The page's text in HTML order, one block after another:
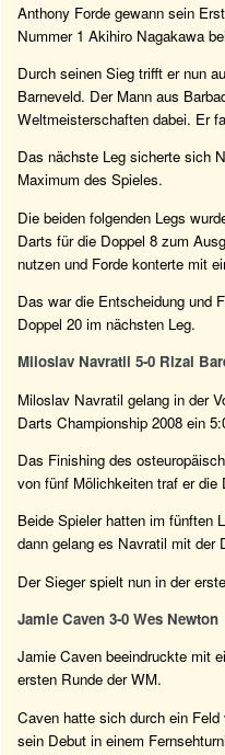
Anthony Forde gewann sein
Nummer 1 Akihiro Nagakawa
Durch seinen Sieg trifft er nun
Barneveld. Der Mann aus
Weltmeisterschaften dabei. Er
Das nächste Leg sicherte sich
Maximum des Spieles.
Die beiden folgenden Legs
Darts für die Doppel 8 zum
nutzen und Forde konterte mit
Das war die Entscheidung und
Doppel 20 im nächsten Leg.
Miloslav Navratil 5-0 Rizal
Miloslav Navratil gelang in der
Darts Championship 2008 ein
Das Finishing des
von fünf Mölichkeiten traf er die
Beide Spieler hatten im fünften
dann gelang es Navratil mit der
Der Sieger spielt nun in der
Jamie Caven 3-0 Wes Newton
Jamie Caven beeindruckte mit
ersten Runde der WM.
Caven hatte sich durch ein
sein Debut in einem